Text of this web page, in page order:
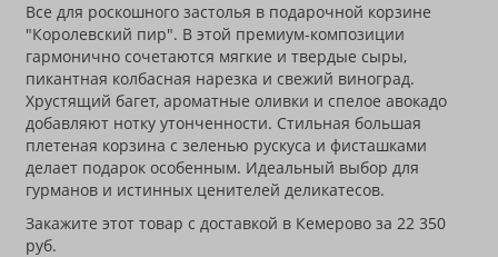
Все для роскошного застолья в подарочной корзине
"Королевский пир". В этой премиум-композиции
гармонично сочетаются мягкие и твердые сыры,
пикантная колбасная нарезка и свежий виноград.
Хрустящий багет, ароматные оливки и спелое авокадо
добавляют нотку утонченности. Стильная большая
плетеная корзина с зеленью рускуса и фисташками
делает подарок особенным. Идеальный выбор для
гурманов и истинных ценителей деликатесов.
Закажите этот товар с доставкой в Кемерово за 22 350
руб.